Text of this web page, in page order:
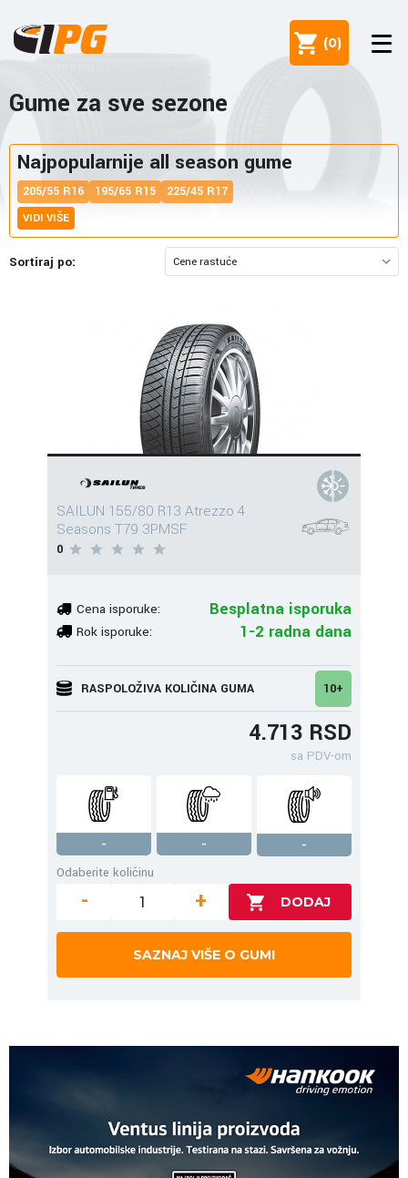
(0)
Gume za sve sezone
Najpopularnije all season gume
205/55 R16 195/65 R15 225/45 R17
VIDI VIŠE
Sortiraj po:
SAILUN 155/80 R13 Atrezzo 4
Seasons T79 3PMSF
0
Cena isporuke: Besplatna isporuka
Rok isporuke: 1-2 radna dana
RASPOLOŽIVA KOLIČINA GUMA 10+
4.713 RSD
sa PDV-om
- -
-
Odaberite količinu
- +
SAZNAJ VIŠE O GUMI